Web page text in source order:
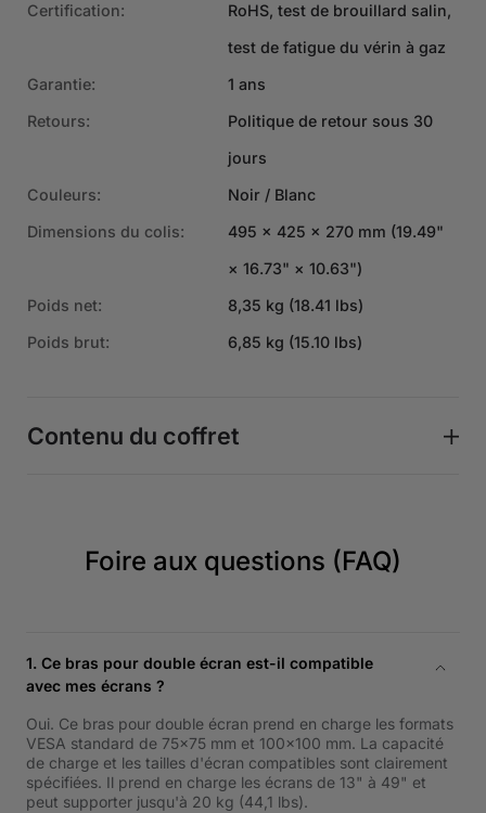
Certification:
RoHS, test de brouillard salin,
test de fatigue du vérin à gaz
Garantie:
1 ans
Retours:
Politique de retour sous 30
jours
Couleurs:
Noir / Blanc
Dimensions du colis:
495 × 425 × 270 mm (19.49"
× 16.73" × 10.63")
Poids net:
8,35 kg (18.41 lbs)
Poids brut:
6,85 kg (15.10 lbs)
Contenu du coffret
Foire aux questions (FAQ)
1. Ce bras pour double écran est-il compatible
avec mes écrans ?
Oui. Ce bras pour double écran prend en charge les formats
VESA standard de 75×75 mm et 100×100 mm. La capacité
de charge et les tailles d'écran compatibles sont clairement
spécifiées. Il prend en charge les écrans de 13" à 49" et
peut supporter jusqu'à 20 kg (44,1 lbs).